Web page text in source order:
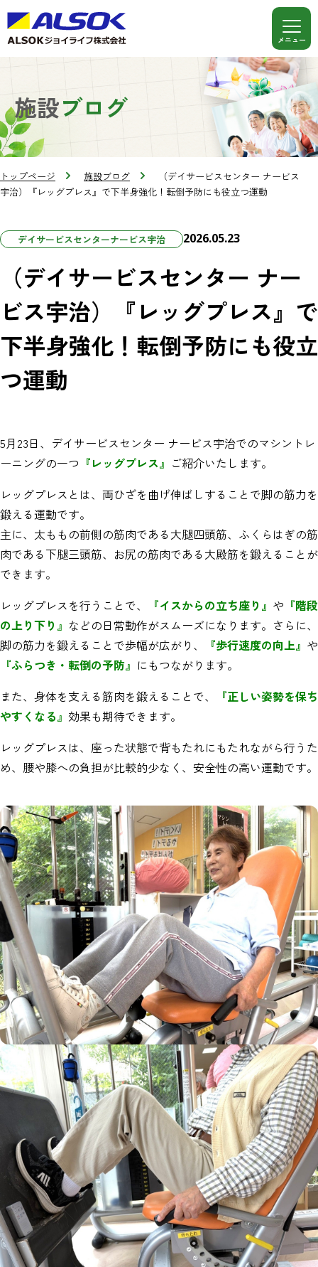
施設ブログ
トップページ 施設ブログ
（デイサービスセンター ナービス
宇治）『レッグプレス』で下半身強化！転倒予防にも役立つ運動
デイサービスセンターナービス宇治 2026.05.23
（デイサービスセンター ナー
ビス宇治）『レッグプレス』で
下半身強化！転倒予防にも役立
つ運動
5月23日、デイサービスセンター ナービス宇治でのマシントレ
ーニングの一つ 『レッグプレス』 ご紹介いたします。
レッグプレスとは、両ひざを曲げ伸ばしすることで脚の筋力を
鍛える運動です。
主に、太ももの前側の筋肉である大腿四頭筋、ふくらはぎの筋
肉である下腿三頭筋、お尻の筋肉である大殿筋を鍛えることが
できます。
レッグプレスを行うことで、
『イスからの立ち座り』 や 『階段
の上り下り』 などの日常動作がスムーズになります。さらに、
脚の筋力を鍛えることで歩幅が広がり、
『歩行速度の向上』 や
『ふらつき・転倒の予防』 にもつながります。
また、身体を支える筋肉を鍛えることで、
『正しい姿勢を保ち
やすくなる』 効果も期待できます。
レッグプレスは、座った状態で背もたれにもたれながら行うた
め、腰や膝への負担が比較的少なく、安全性の高い運動です。